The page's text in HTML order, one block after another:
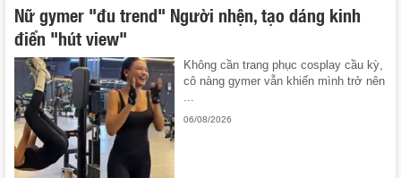
Nữ gymer "đu trend" Người nhện, tạo dáng kinh
điển "hút view"
Không cần trang phục cosplay cầu kỳ,
cô nàng gymer vẫn khiến mình trở nên
...
06/08/2026